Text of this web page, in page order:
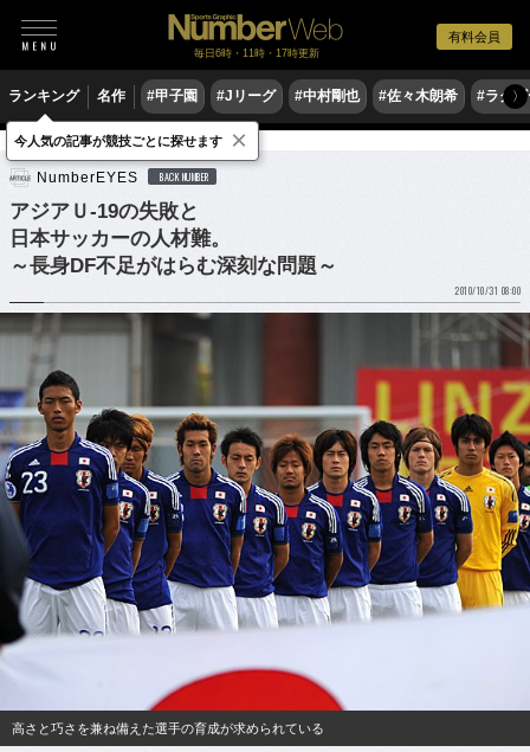
有料会員
毎日6時・11時・17時更新
ランキング 名作 #甲子園 #Jリーグ #中村剛也 #佐々木朗希 #ラグ〉
サッカー サッカー日本代表
NumberEYES BACK NUMBER
アジアＵ-19の失敗と
日本サッカーの人材難。
～長身DF不足がはらむ深刻な問題～
2010/10/31 08:00
高さと巧さを兼ね備えた選手の育成が求められている
今人気の記事が競技ごとに探せます ×